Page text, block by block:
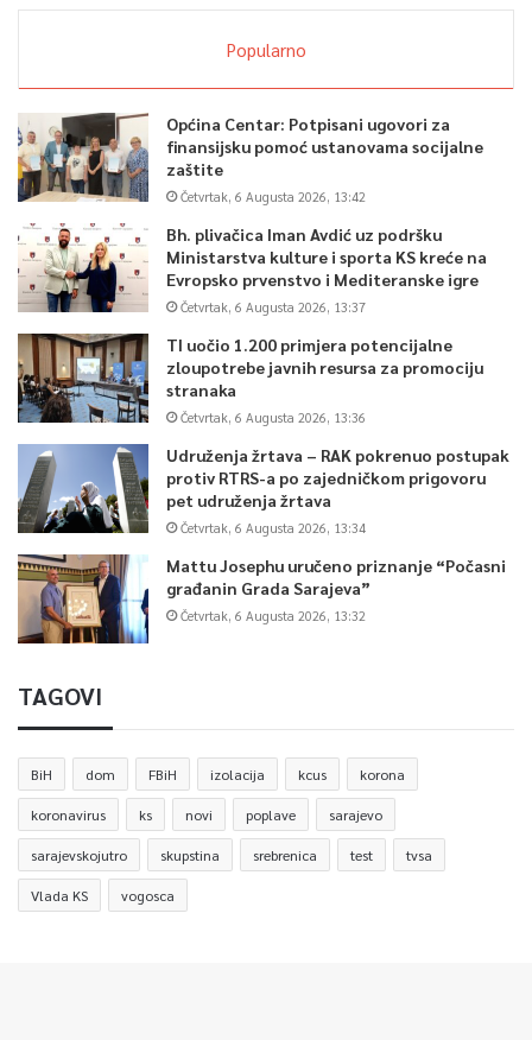
Popularno
Općina Centar: Potpisani ugovori za
finansijsku pomoć ustanovama socijalne
zaštite
Četvrtak, 6 Augusta 2026, 13:42
Bh. plivačica Iman Avdić uz podršku
Ministarstva kulture i sporta KS kreće na
Evropsko prvenstvo i Mediteranske igre
Četvrtak, 6 Augusta 2026, 13:37
TI uočio 1.200 primjera potencijalne
zloupotrebe javnih resursa za promociju
stranaka
Četvrtak, 6 Augusta 2026, 13:36
Udruženja žrtava – RAK pokrenuo postupak
protiv RTRS-a po zajedničkom prigovoru
pet udruženja žrtava
Četvrtak, 6 Augusta 2026, 13:34
Mattu Josephu uručeno priznanje “Počasni
građanin Grada Sarajeva”
Četvrtak, 6 Augusta 2026, 13:32
TAGOVI
BiH dom FBiH izolacija kcus korona
koronavirus ks novi poplave sarajevo
sarajevskojutro skupstina srebrenica test tvsa
Vlada KS vogosca